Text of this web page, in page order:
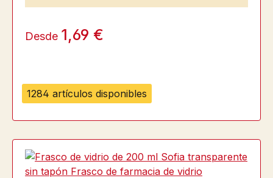
1284 artículos disponibles
Desde 1,69 €